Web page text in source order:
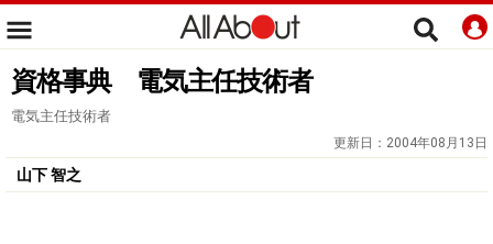
資格事典 電気主任技術者
電気主任技術者
更新日： 2004年08月13日
山下 智之